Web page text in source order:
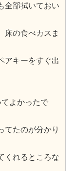
全部拭いておい
床の食べカスま
アキーをすぐ出
よかったで
てたのが分かり
くれるところな